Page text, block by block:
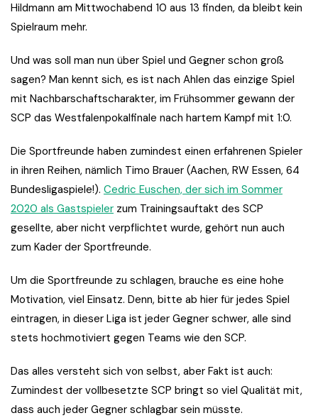
Hildmann am Mittwochabend 10 aus 13 finden, da bleibt kein
Spielraum mehr.
Und was soll man nun über Spiel und Gegner schon groß
sagen? Man kennt sich, es ist nach Ahlen das einzige Spiel
mit Nachbarschaftscharakter, im Frühsommer gewann der
SCP das Westfalenpokalfinale nach hartem Kampf mit 1:0.
Die Sportfreunde haben zumindest einen erfahrenen Spieler
in ihren Reihen, nämlich Timo Brauer (Aachen, RW Essen, 64
Bundesligaspiele!). Cedric Euschen, der sich im Sommer
2020 als Gastspieler zum Trainingsauftakt des SCP
gesellte, aber nicht verpflichtet wurde, gehört nun auch
zum Kader der Sportfreunde.
Um die Sportfreunde zu schlagen, brauche es eine hohe
Motivation, viel Einsatz. Denn, bitte ab hier für jedes Spiel
eintragen, in dieser Liga ist jeder Gegner schwer, alle sind
stets hochmotiviert gegen Teams wie den SCP.
Das alles versteht sich von selbst, aber Fakt ist auch:
Zumindest der vollbesetzte SCP bringt so viel Qualität mit,
dass auch jeder Gegner schlagbar sein müsste.